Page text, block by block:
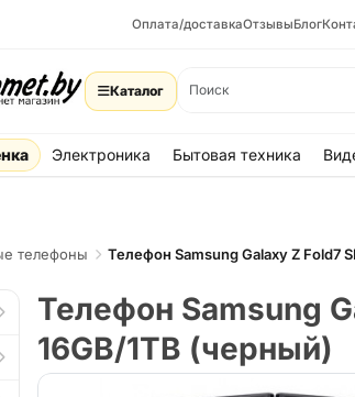
Оплата/доставкаОтзывыБлог
Каталог
Электроника Бытовая техника
телефоны Телефон Samsung Galaxy Z Fold7
Телефон Samsung
16GB/1TB (черный)